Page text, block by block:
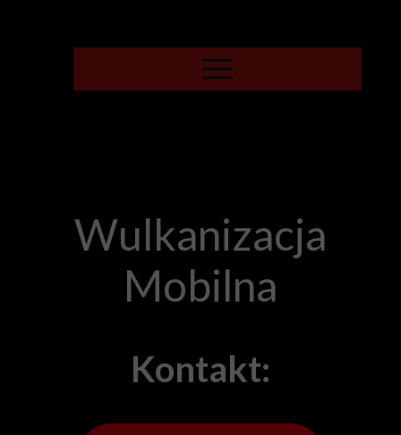
Wulkanizacja
Mobilna
Kontakt: